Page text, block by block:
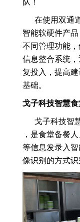
队！
在使用双通道
智能软硬件产
不同管理功能
信息整合系统
复投入，提高
基础。
戈子科技智慧食
戈子科技智
，是食堂备餐
等信息发录入
像识别的方式识